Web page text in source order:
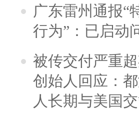
广东雷州通报“
行为”：已启动
被传交付严重
创始人回应：
人长期与美国